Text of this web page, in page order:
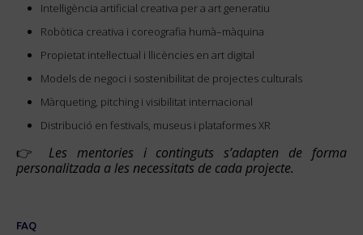
Intel·ligència artificial creativa per a art generatiu
Robòtica creativa i coreografia humà–màquina
Propietat intel·lectual i llicències en art digital
Models de negoci i sostenibilitat de projectes culturals
Màrqueting, pitching i visibilitat internacional
Distribució en festivals, museus i plataformes XR
👉 Les mentories i continguts s’adapten de forma
personalitzada a les necessitats de cada projecte.
FAQ